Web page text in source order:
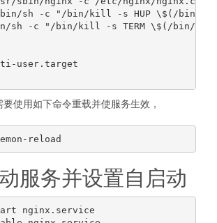
bin/sh -c "/bin/kill -s HUP \$(/bin/
sh -c "/bin/kill -s TERM \$(/bin/
user.target
使用如下命令重载并使服务生效，
服务并设置自启动
nginx.service